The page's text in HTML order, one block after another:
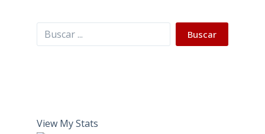
Buscar Buscar
View My Stats